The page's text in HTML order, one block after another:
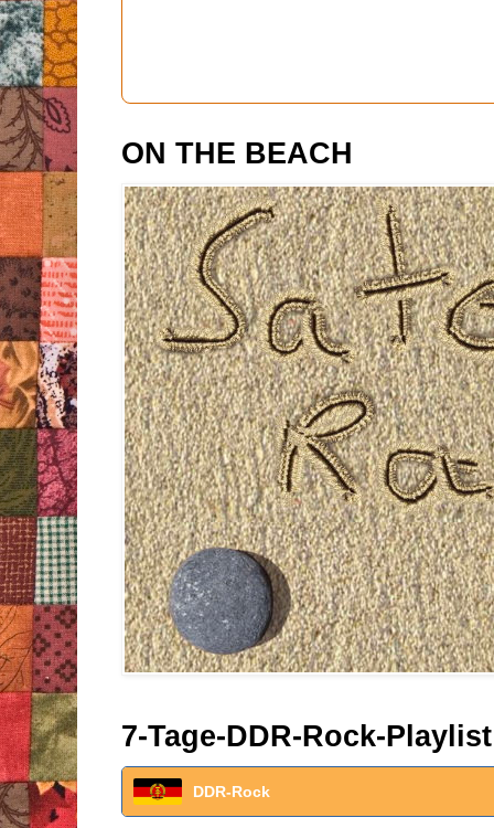
ON THE BEACH
7-Tage-DDR-Rock-
DDR-Rock